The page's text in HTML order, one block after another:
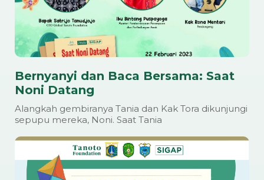
Bernyanyi dan Baca Bersama: Saat
Noni Datang
Alangkah gembiranya Tania dan Kak Tora dikunjungi
sepupu mereka, Noni. Saat Tania